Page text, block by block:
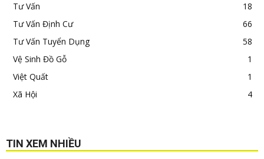
Tư Vấn
18
Tư Vấn Định Cư
66
Tư Vấn Tuyển Dụng
58
Vệ Sinh Đồ Gỗ
1
Việt Quất
1
Xã Hội
4
TIN XEM NHIỀU